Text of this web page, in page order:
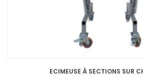
ECIMEUSE À SECTIONS SUR